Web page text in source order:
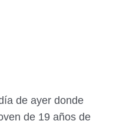
de ayer donde
de 19 años de